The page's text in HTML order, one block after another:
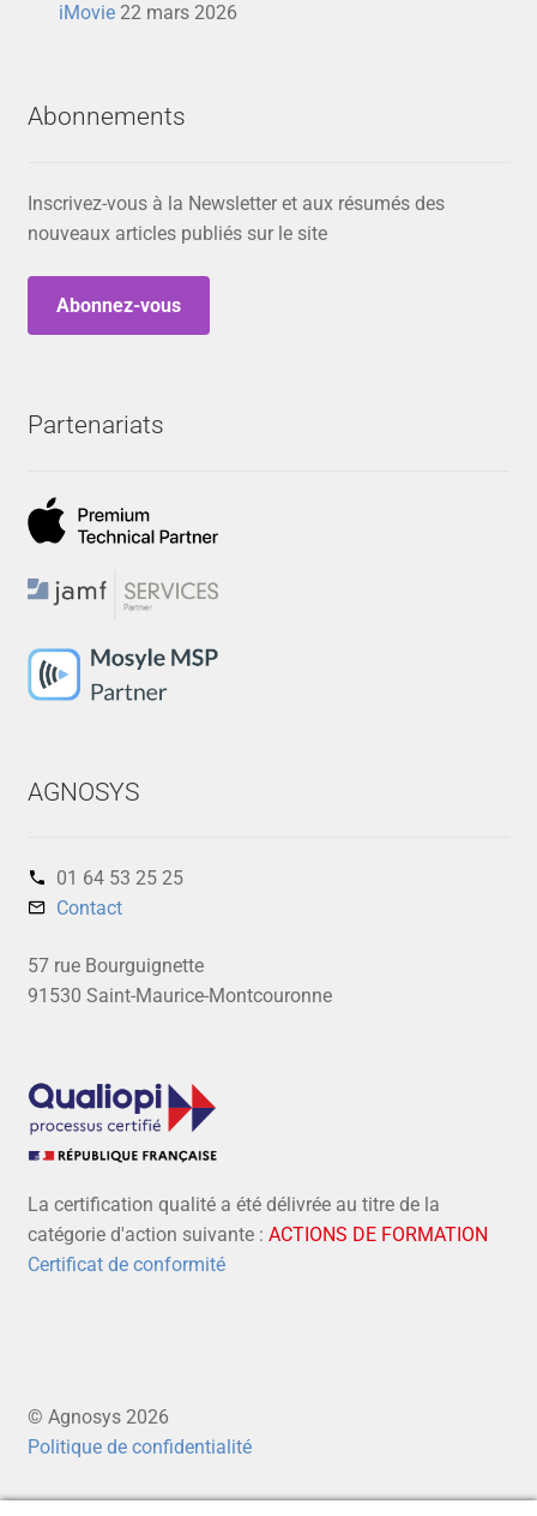
iMovie 22 mars 2026
Abonnements
Inscrivez-vous à la Newsletter et aux résumés des
nouveaux articles publiés sur le site
Abonnez-vous
Partenariats
AGNOSYS
01 64 53 25 25‬
Contact
57 rue Bourguignette
91530 Saint-Maurice-Montcouronne
La certification qualité a été délivrée au titre de la
catégorie d'action suivante : ACTIONS DE FORMATION
Certificat de conformité
© Agnosys 2026
Politique de confidentialité